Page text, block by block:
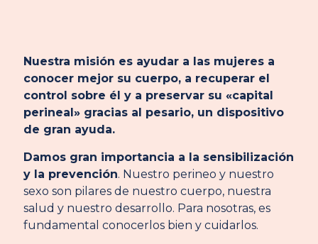
Nuestra misión es ayudar a las mujeres a
conocer mejor su cuerpo, a recuperar el
control sobre él y a preservar su «capital
perineal» gracias al pesario, un dispositivo
de gran ayuda.
Damos gran importancia a la sensibilización
y la prevención. Nuestro perineo y nuestro
sexo son pilares de nuestro cuerpo, nuestra
salud y nuestro desarrollo. Para nosotras, es
fundamental conocerlos bien y cuidarlos.